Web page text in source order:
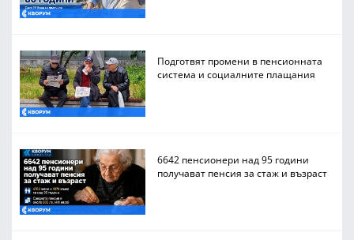
Подготвят промени в пенсионната
система и социалните плащания
6642 пенсионери над 95 години
получават пенсия за стаж и възраст